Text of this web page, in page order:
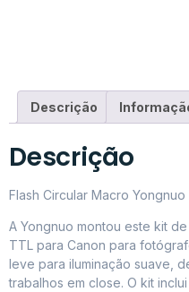
Descrição
Descrição
Flash Circular Macro Yongnuo
A Yongnuo montou este kit
TTL para Canon para
leve para iluminação suave,
trabalhos em close. O kit